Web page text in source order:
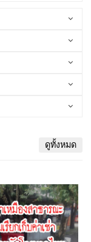
ดูทั้งหมด